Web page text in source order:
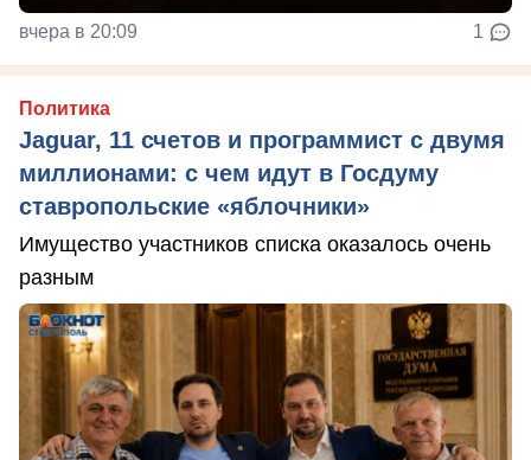
вчера в 20:09 1
Политика
Jaguar, 11 счетов и программист с двумя
миллионами: с чем идут в Госдуму
ставропольские «яблочники»
Имущество участников списка оказалось очень
разным